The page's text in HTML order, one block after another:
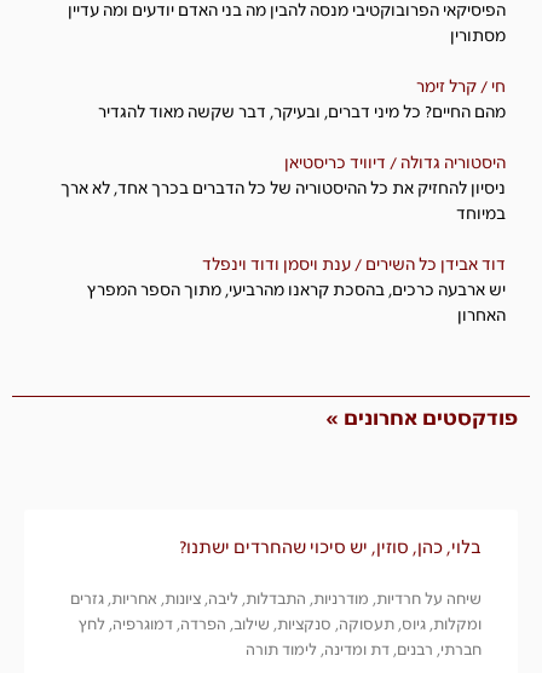
הפיסיקאי הפרובוקטיבי מנסה להבין מה בני האדם יודעים ומה עדיין
מסתורין
חי / קרל זימר
מהם החיים? כל מיני דברים, ובעיקר, דבר שקשה מאוד להגדיר
היסטוריה גדולה / דיוויד כריסטיאן
ניסיון להחזיק את כל ההיסטוריה של כל הדברים בכרך אחד, לא ארך
במיוחד
דוד אבידן כל השירים / ענת ויסמן ודוד וינפלד
יש ארבעה כרכים, בהסכת קראנו מהרביעי, מתוך הספר המפרץ
האחרון
פודקסטים אחרונים »
בלוי, כהן, סוזין, יש סיכוי שהחרדים ישתנו?
שיחה על חרדיות, מודרניות, התבדלות, ליבה, ציונות, אחריות, גזרים
ומקלות, גיוס, תעסוקה, סנקציות, שילוב, הפרדה, דמוגרפיה, לחץ
חברתי, רבנים, דת ומדינה, לימוד תורה